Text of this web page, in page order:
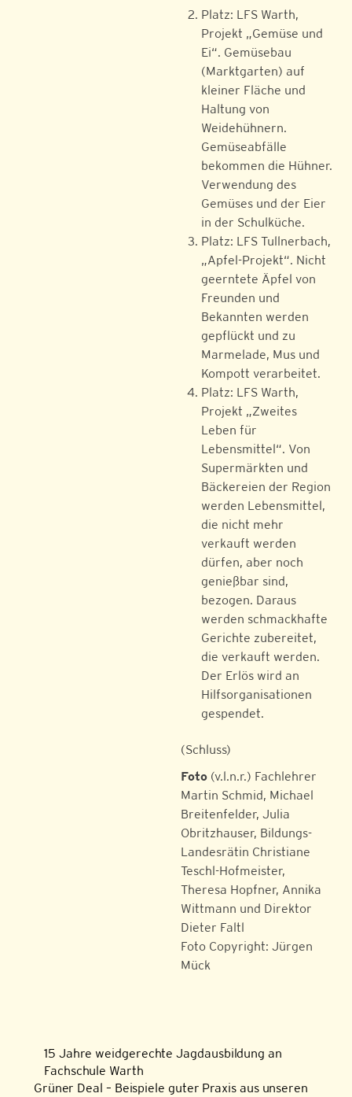
Platz: LFS Warth,
Projekt „Gemüse und
Ei“. Gemüsebau
(Marktgarten) auf
kleiner Fläche und
Haltung von
Weidehühnern.
Gemüseabfälle
bekommen die Hühner.
Verwendung des
Gemüses und der Eier
in der Schulküche.
Platz: LFS Tullnerbach,
„Apfel-Projekt“. Nicht
geerntete Äpfel von
Freunden und
Bekannten werden
gepflückt und zu
Marmelade, Mus und
Kompott verarbeitet.
Platz: LFS Warth,
Projekt „Zweites
Leben für
Lebensmittel“. Von
Supermärkten und
Bäckereien der Region
werden Lebensmittel,
die nicht mehr
verkauft werden
dürfen, aber noch
genießbar sind,
bezogen. Daraus
werden schmackhafte
Gerichte zubereitet,
die verkauft werden.
Der Erlös wird an
Hilfsorganisationen
gespendet.
(Schluss)
Foto (v.l.n.r.) Fachlehrer
Martin Schmid, Michael
Breitenfelder, Julia
Obritzhauser, Bildungs-
Landesrätin Christiane
Teschl-Hofmeister,
Theresa Hopfner, Annika
Wittmann und Direktor
Dieter Faltl
Foto Copyright: Jürgen
Mück
15 Jahre weidgerechte Jagdausbildung an
Fachschule Warth
Grüner Deal – Beispiele guter Praxis aus unseren